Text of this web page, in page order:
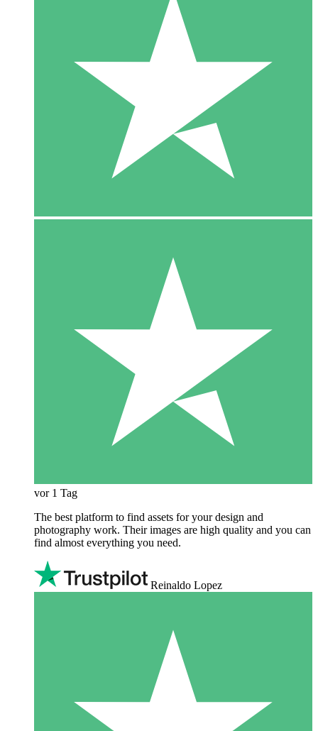
vor 1 Tag
The best platform to find assets for your design and
photography work. Their images are high quality and you can
find almost everything you need.
Reinaldo Lopez